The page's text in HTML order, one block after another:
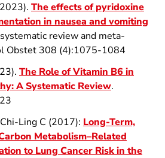
The effects of pyridoxine
in nausea and vomiting
review and meta-
Obstet 308 (4):1075-1084
The Role of Vitamin B6 in
A Systematic Review.
Ling C (2017): Long-Term,
Metabolism–Related
to Lung Cancer Risk in the